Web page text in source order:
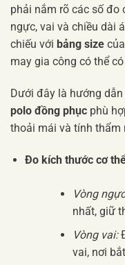
phải nắm rõ các số đo
ngực, vai và chiều dài
chiếu với bảng size
may gia công có thể
Dưới đây là hướng
polo đồng phục phù
thoải mái và tính thẩm
Đo kích thước cơ
Vòng
nhất, giữ
Vòng vai:
vai, nơi